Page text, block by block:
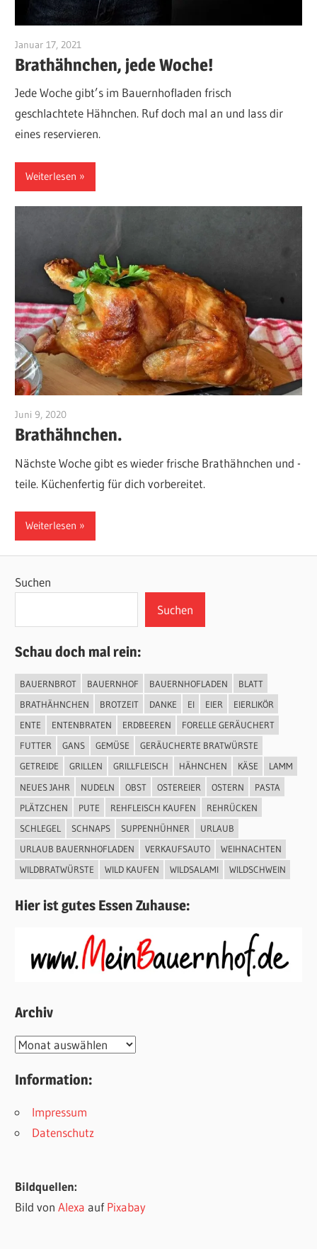
Januar 17, 2021
Brathähnchen, jede Woche!
Jede Woche gibt’s im Bauernhofladen frisch
geschlachtete Hähnchen. Ruf doch mal an und lass dir
eines reservieren.
Weiterlesen
Juni 9, 2020
Brathähnchen.
Nächste Woche gibt es wieder frische Brathähnchen und -
teile. Küchenfertig für dich vorbereitet.
Weiterlesen
Suchen
Suchen
Schau doch mal rein:
BAUERNBROT BAUERNHOF BAUERNHOFLADEN
BLATT
BRATHÄHNCHEN
BROTZEIT DANKE EI EIER
EIERLIKÖR
ENTE
ENTENBRATEN ERDBEEREN
FORELLE GERÄUCHERT
FUTTER
GANS GEMÜSE
GERÄUCHERTE BRATWÜRSTE
GETREIDE
GRILLEN GRILLFLEISCH HÄHNCHEN KÄSE
LAMM
NEUES JAHR
NUDELN OBST OSTEREIER OSTERN
PASTA
PLÄTZCHEN
PUTE REHFLEISCH KAUFEN
REHRÜCKEN
SCHLEGEL
SCHNAPS SUPPENHÜHNER
URLAUB
URLAUB BAUERNHOFLADEN
VERKAUFSAUTO
WEIHNACHTEN
WILDBRATWÜRSTE
WILD KAUFEN WILDSALAMI WILDSCHWEIN
Hier ist gutes Essen Zuhause:
Archiv
Archiv
Information:
Impressum
Datenschutz
Bildquellen:
Bild vonAlexa aufPixabay